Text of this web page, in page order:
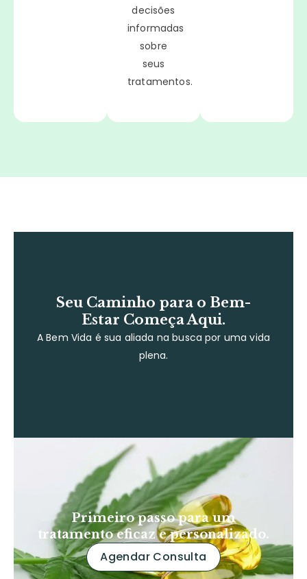
decisões
informadas
sobre
seus
tratamentos.
Seu Caminho para o Bem-
Estar Começa Aqui.
A Bem Vida é sua aliada na busca por uma vida
plena.
Primeiro passo para um
tratamento eficaz e personalizado.
Agendar Consulta